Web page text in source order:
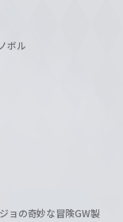
ボル
ョの奇妙な冒険GW製